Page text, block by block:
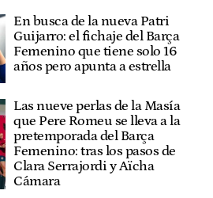
En busca de la nueva Patri
Guijarro: el fichaje del Barça
Femenino que tiene solo 16
años pero apunta a estrella
Las nueve perlas de la Masía
que Pere Romeu se lleva a la
pretemporada del Barça
Femenino: tras los pasos de
Clara Serrajordi y Aïcha
Cámara